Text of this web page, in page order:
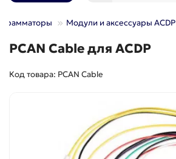
Модули и аксессуары ACDP
PCAN Cable для ACDP
Код товара: PCAN Cable